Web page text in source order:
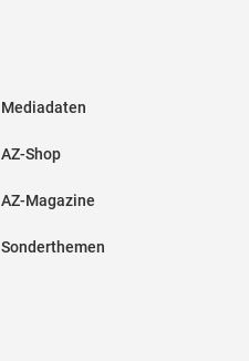
Mediadaten
AZ-Shop
AZ-Magazine
Sonderthemen